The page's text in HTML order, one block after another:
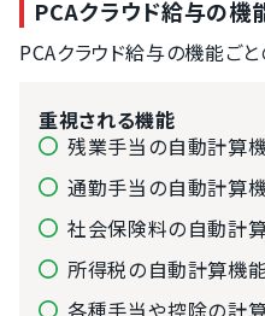
PCAクラウド給与の機
PCAクラウド給与の機能ご
重視される機能
残業手当の自動計算
通勤手当の自動計算
社会保険料の自動計
所得税の自動計算機